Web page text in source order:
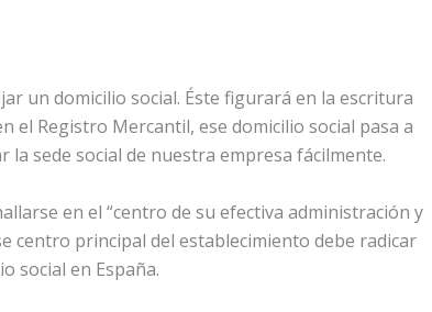
un domicilio social. Éste figurará en la escritura
el Registro Mercantil, ese domicilio social pasa a
sede social de nuestra empresa fácilmente.
en el “centro de su efectiva administración y
centro principal del establecimiento debe radicar
social en España.